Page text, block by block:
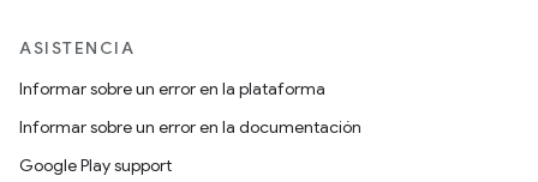
ASISTENCIA
Informar sobre un error en la plataforma
Informar sobre un error en la documentación
Google Play support